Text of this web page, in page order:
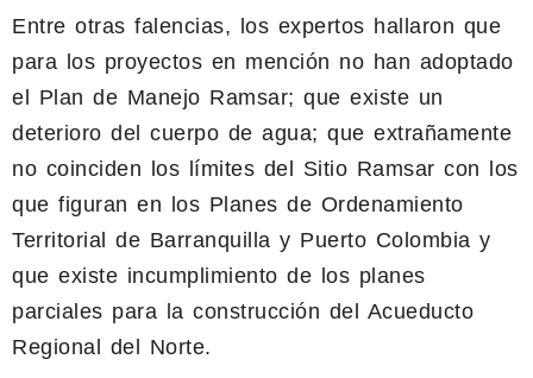
Entre otras falencias, los expertos hallaron que
para los proyectos en mención no han adoptado
el Plan de Manejo Ramsar; que existe un
deterioro del cuerpo de agua; que extrañamente
no coinciden los límites del Sitio Ramsar con los
que figuran en los Planes de Ordenamiento
Territorial de Barranquilla y Puerto Colombia y
que existe incumplimiento de los planes
parciales para la construcción del Acueducto
Regional del Norte.